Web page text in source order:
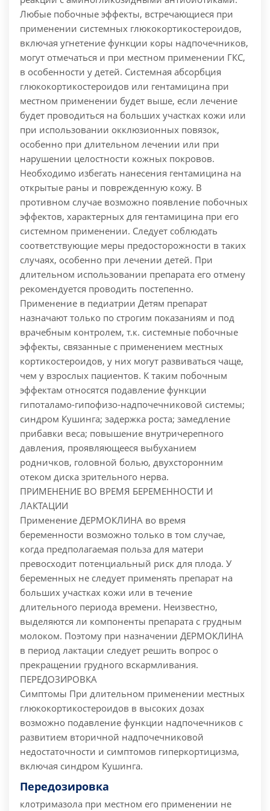
Любые побочные эффекты, встречающиеся при
применении системных глюкокортикостероидов,
включая угнетение функции коры надпочечников,
могут отмечаться и при местном применении ГКС,
в особенности у детей. Системная абсорбция
глюкокортикостероидов или гентамицина при
местном применении будет выше, если лечение
будет проводиться на больших участках кожи или
при использовании окклюзионных повязок,
особенно при длительном лечении или при
нарушении целостности кожных покровов.
Необходимо избегать нанесения гентамицина на
открытые раны и поврежденную кожу. В
противном случае возможно появление побочных
эффектов, характерных для гентамицина при его
системном применении. Следует соблюдать
соответствующие меры предосторожности в таких
случаях, особенно при лечении детей. При
длительном использовании препарата его отмену
рекомендуется проводить постепенно.
Применение в педиатрии Детям препарат
назначают только по строгим показаниям и под
врачебным контролем, т.к. системные побочные
эффекты, связанные с применением местных
кортикостероидов, у них могут развиваться чаще,
чем у взрослых пациентов. К таким побочным
эффектам относятся подавление функции
гипоталамо-гипофизо-надпочечниковой системы;
синдром Кушинга; задержка роста; замедление
прибавки веса; повышение внутричерепного
давления, проявляющееся выбуханием
родничков, головной болью, двухсторонним
отеком диска зрительного нерва.
ПРИМЕНЕНИЕ ВО ВРЕМЯ БЕРЕМЕННОСТИ И
ЛАКТАЦИИ
Применение ДЕРМОКЛИНА во время
беременности возможно только в том случае,
когда предполагаемая польза для матери
превосходит потенциальный риск для плода. У
беременных не следует применять препарат на
больших участках кожи или в течение
длительного периода времени. Неизвестно,
выделяются ли компоненты препарата с грудным
молоком. Поэтому при назначении ДЕРМОКЛИНА
в период лактации следует решить вопрос о
прекращении грудного вскармливания.
ПЕРЕДОЗИРОВКА
Симптомы При длительном применении местных
глюкокортикостероидов в высоких дозах
возможно подавление функции надпочечников с
развитием вторичной надпочечниковой
недостаточности и симптомов гиперкортицизма,
включая синдром Кушинга.
Передозировка
клотримазола при местном его применении не